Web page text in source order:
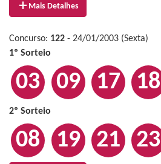
Mais Detalhes
Concurso: 122 - 24/01/2003 (Sexta)
1º Sorteio
03 09 17 18
2º Sorteio
08 19 21 23